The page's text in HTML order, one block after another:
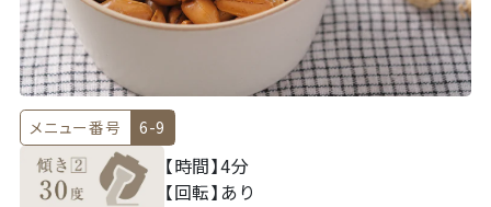
メニュー番号 6-9
【時間】4分
【回転】 あり